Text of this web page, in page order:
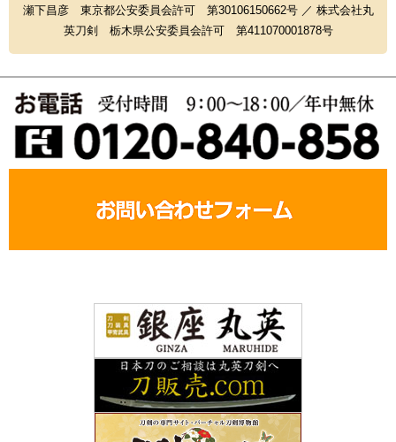
瀬下昌彦 東京都公安委員会許可 第30106150662号 ／ 株式会社丸
英刀剣 栃木県公安委員会許可 第411070001878号